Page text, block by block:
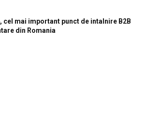
cel mai important punct de intalnire B2B
din Romania